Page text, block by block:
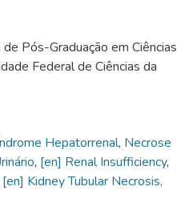
Pós-Graduação em Ciências
Federal de Ciências da
Hepatorrenal, Necrose
, [en] Renal Insufficiency,
[en] Kidney Tubular Necrosis,